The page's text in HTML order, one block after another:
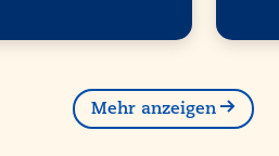
Mehr anzeigen